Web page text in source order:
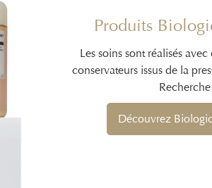
Produits
Les soins sont réalisés
conservateurs issus de la
Découvrez